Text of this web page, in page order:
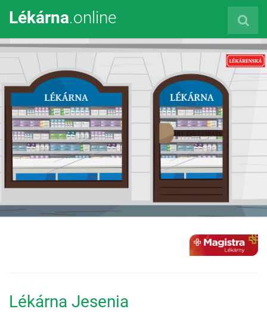
Lékárna.online
Lékárna Jesenia